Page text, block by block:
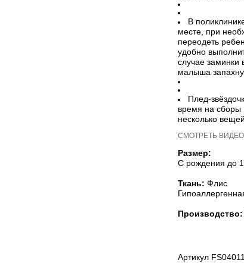
В
месте, при
переодеть
удобно
случае заминки
малыша
Плед-
время на сборы
несколько
СМОТРЕТЬ ВИДЕО
Размер:
С рождения до
Ткань: Флис
Производство:
Артикул